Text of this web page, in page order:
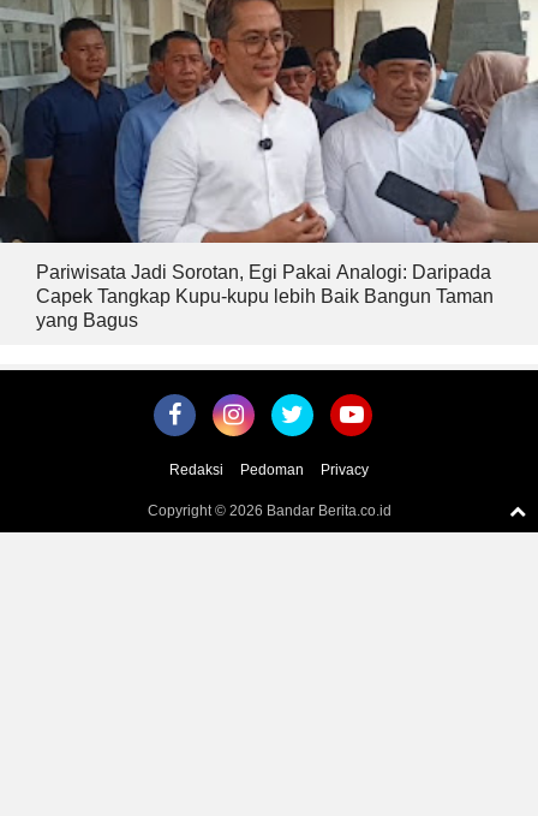
Pariwisata Jadi Sorotan, Egi Pakai Analogi: Daripada
Capek Tangkap Kupu-kupu lebih Baik Bangun Taman
yang Bagus
Redaksi Pedoman Privacy
Copyright © 2026 Bandar Berita.co.id